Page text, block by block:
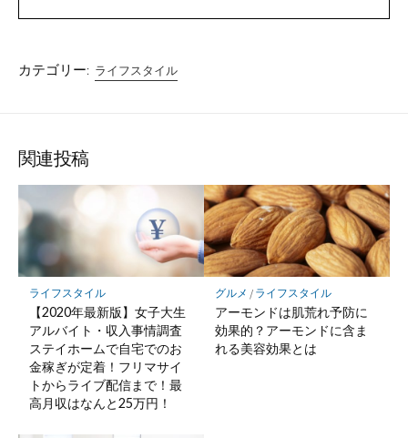
カテゴリー: ライフスタイル
関連投稿
ライフスタイル
【2020年最新版】女子大生
アルバイト・収入事情調査
ステイホームで自宅でのお
金稼ぎが定着！フリマサイ
トからライブ配信まで！最
高月収はなんと25万円！
グルメ / ライフスタイル
アーモンドは肌荒れ予防に
効果的？アーモンドに含ま
れる美容効果とは